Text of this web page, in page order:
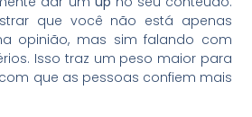
que você não está apenas
opinião, mas sim falando com
Isso traz um peso maior para
que as pessoas confiem mais